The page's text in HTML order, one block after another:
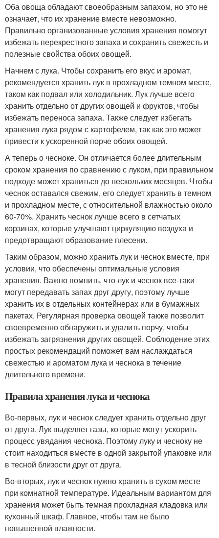
Оба овоща обладают своеобразным запахом, но это не
означает, что их хранение вместе невозможно.
Правильно организованные условия хранения помогут
избежать перекрестного запаха и сохранить свежесть и
полезные свойства обоих овощей.
Начнем с лука. Чтобы сохранить его вкус и аромат,
рекомендуется хранить лук в прохладном темном месте,
таком как подвал или холодильник. Лук лучше всего
хранить отдельно от других овощей и фруктов, чтобы
избежать переноса запаха. Также следует избегать
хранения лука рядом с картофелем, так как это может
привести к ускоренной порче обоих овощей.
А теперь о чесноке. Он отличается более длительным
сроком хранения по сравнению с луком, при правильном
подходе может храниться до нескольких месяцев. Чтобы
чеснок оставался свежим, его следует хранить в темном
и прохладном месте, с относительной влажностью около
60-70%. Хранить чеснок лучше всего в сетчатых
корзинах, которые улучшают циркуляцию воздуха и
предотвращают образование плесени.
Таким образом, можно хранить лук и чеснок вместе, при
условии, что обеспечены оптимальные условия
хранения. Важно помнить, что лук и чеснок все-таки
могут передавать запах друг другу, поэтому лучше
хранить их в отдельных контейнерах или в бумажных
пакетах. Регулярная проверка овощей также позволит
своевременно обнаружить и удалить порчу, чтобы
избежать загрязнения других овощей. Соблюдение этих
простых рекомендаций поможет вам наслаждаться
свежестью и ароматом лука и чеснока в течение
длительного времени.
Правила хранения лука и чеснока
Во-первых, лук и чеснок следует хранить отдельно друг
от друга. Лук выделяет газы, которые могут ускорить
процесс увядания чеснока. Поэтому луку и чесноку не
стоит находиться вместе в одной закрытой упаковке или
в тесной близости друг от друга.
Во-вторых, лук и чеснок нужно хранить в сухом месте
при комнатной температуре. Идеальным вариантом для
хранения может быть темная прохладная кладовка или
кухонный шкаф. Главное, чтобы там не было
повышенной влажности.